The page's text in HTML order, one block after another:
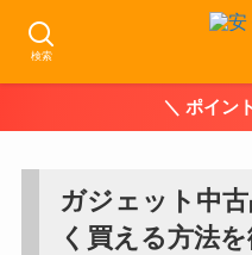
検索
＼ ポイン
ガジェット中
く買える方法